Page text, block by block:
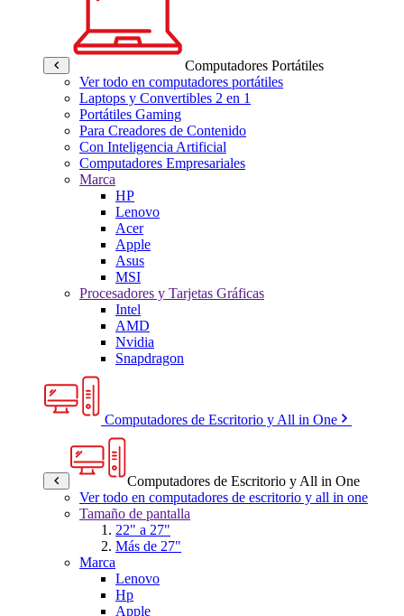
Computadores Portátiles
Ver todo en computadores portátiles
Laptops y Convertibles 2 en 1
Portátiles Gaming
Para Creadores de Contenido
Con Inteligencia Artificial
Computadores Empresariales
Marca
HP
Lenovo
Acer
Apple
Asus
MSI
Procesadores y Tarjetas Gráficas
Intel
AMD
Nvidia
Snapdragon
Computadores de Escritorio y All in One
Computadores de Escritorio y All in One
Ver todo en computadores de escritorio y all in one
Tamaño de pantalla
22" a 27"
Más de 27"
Marca
Lenovo
Hp
Apple